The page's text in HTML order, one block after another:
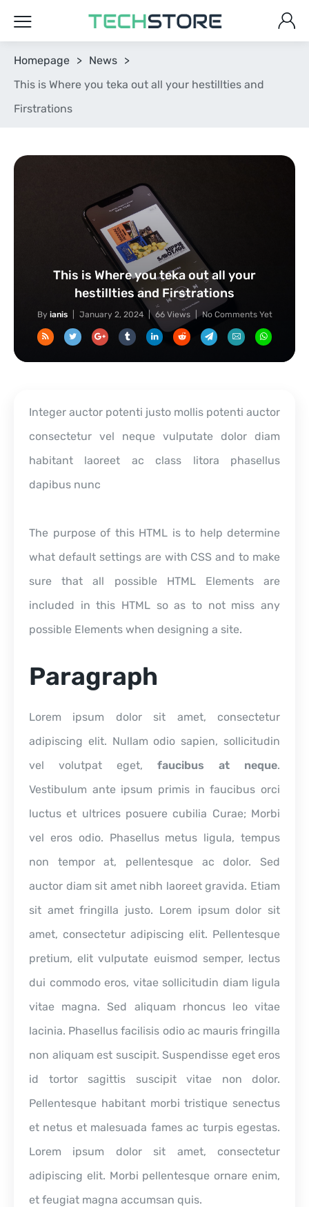
Homepage > News >
This is Where you teka out all your hestillties and
Firstrations
This is Where you teka out all your
hestillties and Firstrations
By ianis January 2, 2024 66 Views No Comments Yet
Integer auctor potenti justo mollis potenti auctor
consectetur vel neque vulputate dolor diam
habitant laoreet ac class litora phasellus
dapibus nunc
The purpose of this HTML is to help determine
what default settings are with CSS and to make
sure that all possible HTML Elements are
included in this HTML so as to not miss any
possible Elements when designing a site.
Paragraph
Lorem ipsum dolor sit amet, consectetur
adipiscing elit. Nullam odio sapien, sollicitudin
vel volutpat eget, faucibus at neque.
Vestibulum ante ipsum primis in faucibus orci
luctus et ultrices posuere cubilia Curae; Morbi
vel eros odio. Phasellus metus ligula, tempus
non tempor at, pellentesque ac dolor. Sed
auctor diam sit amet nibh laoreet gravida. Etiam
sit amet fringilla justo. Lorem ipsum dolor sit
amet, consectetur adipiscing elit. Pellentesque
pretium, elit vulputate euismod semper, lectus
dui commodo eros, vitae sollicitudin diam ligula
vitae magna. Sed aliquam rhoncus leo vitae
lacinia. Phasellus facilisis odio ac mauris fringilla
non aliquam est suscipit. Suspendisse eget eros
id tortor sagittis suscipit vitae non dolor.
Pellentesque habitant morbi tristique senectus
et netus et malesuada fames ac turpis egestas.
Lorem ipsum dolor sit amet, consectetur
adipiscing elit. Morbi pellentesque ornare enim,
et feugiat magna accumsan quis.